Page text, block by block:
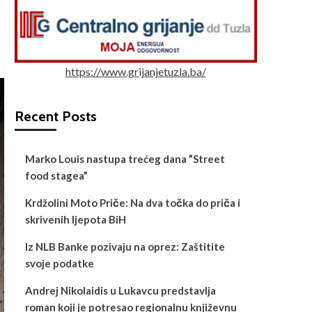
https://www.grijanjetuzla.ba/
Recent Posts
Marko Louis nastupa trećeg dana ”Street
food stagea”
Krdžolini Moto Priče: Na dva točka do priča i
skrivenih ljepota BiH
Iz NLB Banke pozivaju na oprez: Zaštitite
svoje podatke
Andrej Nikolaidis u Lukavcu predstavlja
roman koji je potresao regionalnu književnu